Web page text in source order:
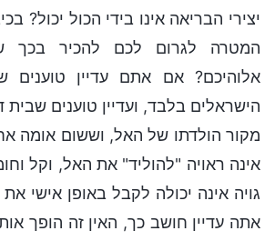
יצירי הבריאה אינו בידי הכול יכול?
המטרה לגרום לכם להכיר בכך
אלוהיכם? אם אתם עדיין טוענים
הישראלים בלבד, ועדיין טוענים
מקור הולדתו של האל, וששום אומה
אינה ראויה "להוליד" את האל, וקל
גויה אינה יכולה לקבל באופן אישי
אתה עדיין חושב כך, האין זה הופך